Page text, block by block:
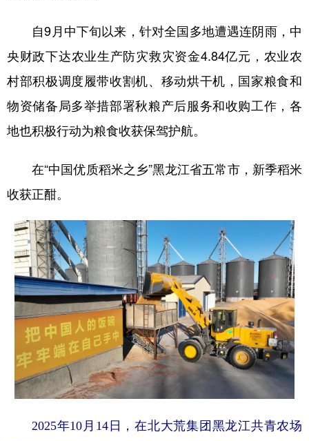
自9月中下旬以来，针对全国多地遭遇连阴雨，中
央财政下达农业生产防灾救灾资金4.84亿元，农业农
村部积极调度履带收割机、移动烘干机，国家粮食和
物资储备局多举措部署秋粮产后服务和收购工作，各
地也积极行动为粮食收获保驾护航。
在“中国优质稻米之乡”黑龙江省五常市，新季稻米
收获正酣。
2025年10月14日，在北大荒集团黑龙江共青农场